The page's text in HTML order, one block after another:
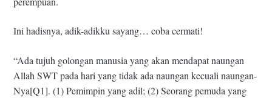
Ini hadisnya, adik-adikku sayang… coba cermati!
“Ada tujuh golongan manusia yang akan mendapat naungan
Allah SWTpada hari yang tidak ada naungan kecuali naungan-
Nya[Q1]. (1) Pemimpin yang adil; (2) Seorang pemuda yang